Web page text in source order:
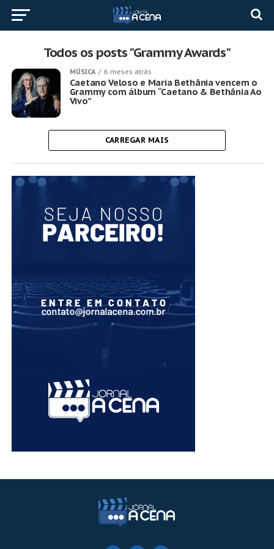
Todos os posts "Grammy Awards"
MÚSICA 6 meses atrás
Caetano Veloso e Maria Bethânia vencem o
Grammy com álbum “Caetano & Bethânia Ao
Vivo”
CARREGAR MAIS